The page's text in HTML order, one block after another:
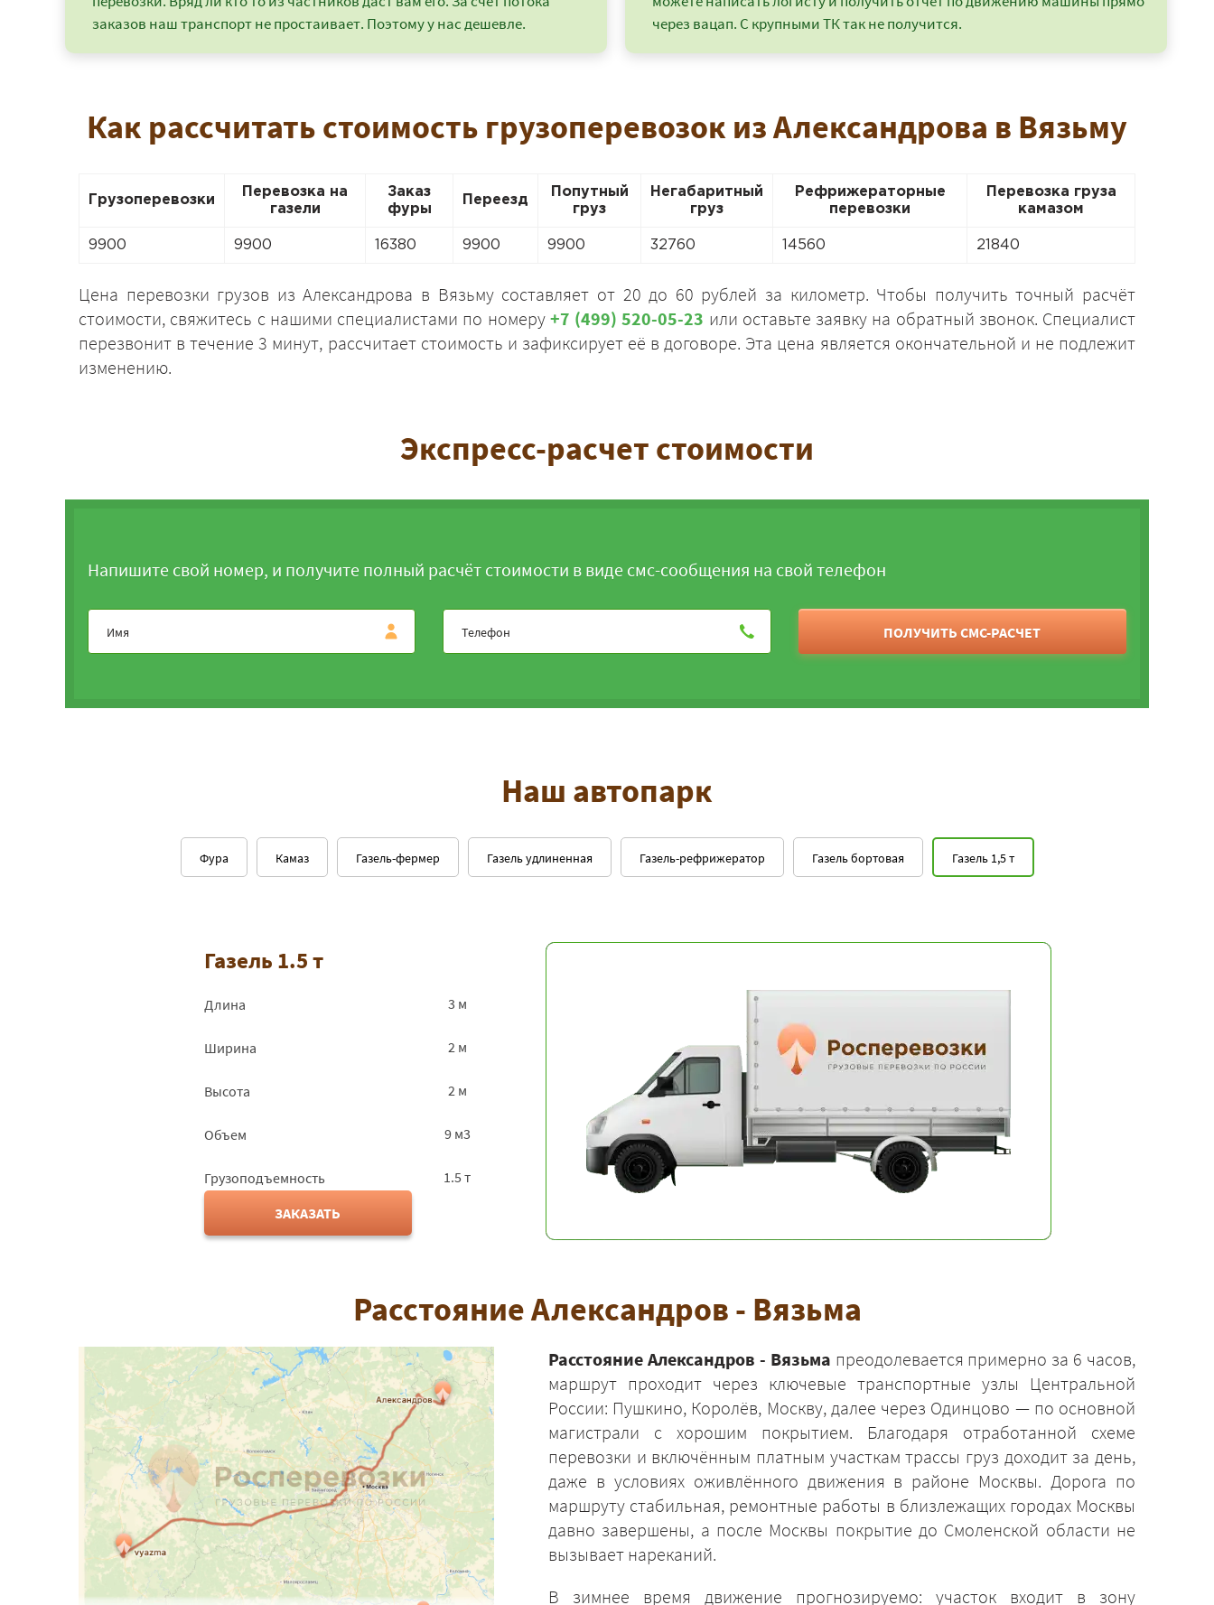
заказов наш транспорт не простаивает. Поэтому у нас дешевле.
через вацап. С крупными ТК так не получится.
Как рассчитать стоимость грузоперевозок из Александрова в Вязьму
Грузоперевозки
Перевозка на
газели
Заказ
фуры
Переезд
Попутный
груз
Негабаритный
груз
Рефрижераторные
перевозки
Перевозка груза
камазом
9900 9900 16380 9900 9900 32760 14560 21840
Цена перевозки грузов из Александрова в Вязьму составляет от 20 до 60 рублей за километр. Чтобы получить точный расчёт
стоимости, свяжитесь с нашими специалистами по номеру +7 (499) 520-05-23 или оставьте заявку на обратный звонок. Специалист
перезвонит в течение 3 минут, рассчитает стоимость и зафиксирует её в договоре. Эта цена является окончательной и не подлежит
изменению.
Экспресс-расчет стоимости
Напишите свой номер, и получите полный расчёт стоимости в виде смс-сообщения на свой телефон
ПОЛУЧИТЬ СМС-РАСЧЕТ
Наш автопарк
Газель 1,5 т
Газель удлиненная Газель бортовая
Газель-рефрижератор
Газель-фермер
Камаз
Фура
Газель 1.5 т
Длина 3 м
Ширина 2 м
Высота 2 м
Объем 9 м3
Грузоподъемность
1.5 т
ЗАКАЗАТЬ
Расстояние Александров - Вязьма
Расстояние Александров - Вязьма преодолевается примерно за 6 часов,
маршрут проходит через ключевые транспортные узлы Центральной
России: Пушкино, Королёв, Москву, далее через Одинцово — по основной
магистрали с хорошим покрытием. Благодаря отработанной схеме
перевозки и включённым платным участкам трассы груз доходит за день,
даже в условиях оживлённого движения в районе Москвы. Дорога по
маршруту стабильная, ремонтные работы в близлежащих городах Москвы
давно завершены, а после Москвы покрытие до Смоленской области не
вызывает нареканий.
В зимнее время движение прогнозируемо: участок входит в зону